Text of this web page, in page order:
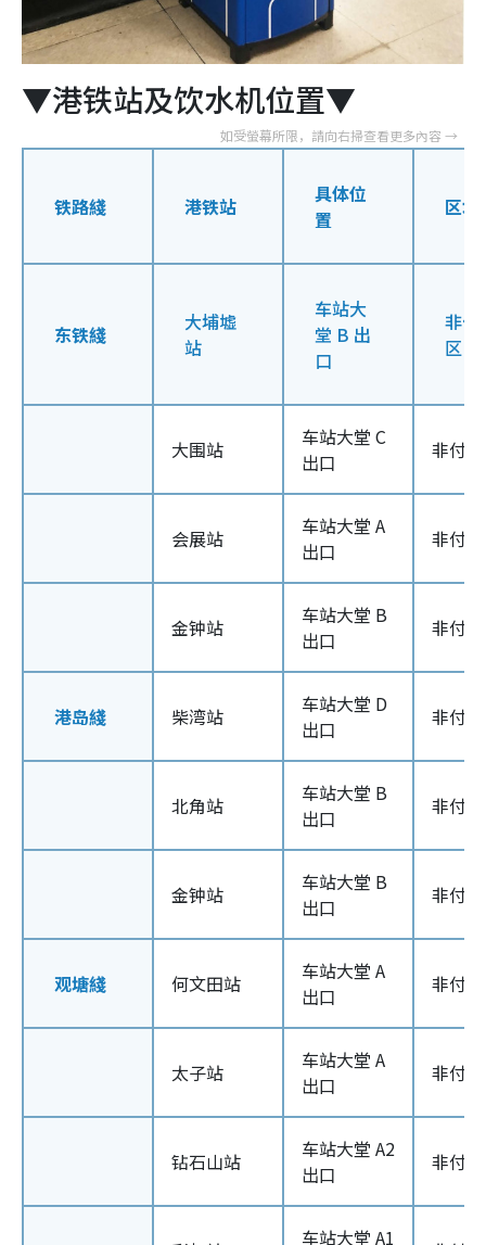
▼港铁站及饮水机位置▼
铁路綫 港铁站
具体位
置
区域
东铁綫
大埔墟
站
车站大
堂 B 出
口
非付
区
大围站
车站大堂 C
出口
非付
会展站
车站大堂 A
出口
非付
金钟站
车站大堂 B
出口
非付
港岛綫 柴湾站
车站大堂 D
出口
非付
北角站
车站大堂 B
出口
非付
金钟站
车站大堂 B
出口
非付
观塘綫 何文田站
车站大堂 A
出口
非付
太子站
车站大堂 A
出口
非付
钻石山站
车站大堂 A2
出口
非付
车站大堂 A1